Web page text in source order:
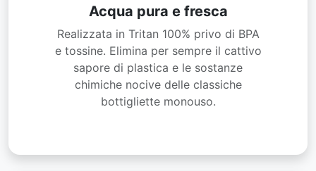
Acqua pura e fresca
Realizzata in Tritan 100% privo di BPA
e tossine. Elimina per sempre il cattivo
sapore di plastica e le sostanze
chimiche nocive delle classiche
bottigliette monouso.